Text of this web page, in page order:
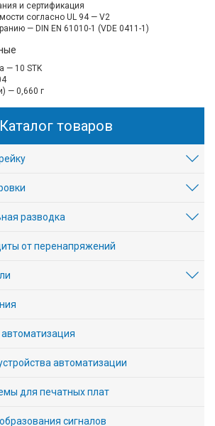
и сертификация
согласно UL 94 — V2
— DIN EN 61010-1 (VDE 0411-1)
— 10 STK
— 0,660 г
Каталог товаров
разводка
от перенапряжений
автоматизации
для печатных плат
сигналов